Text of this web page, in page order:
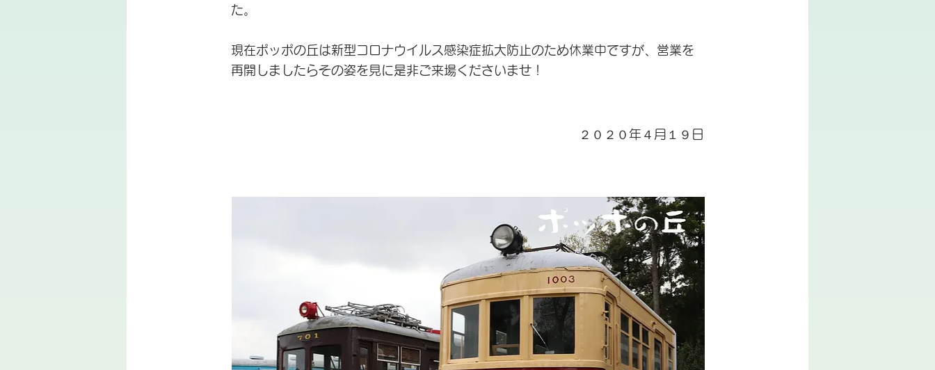
た。
現在ポッポの丘は新型コロナウイルス感染症拡大防止のため休業中ですが、営業を
再開しましたらその姿を見に是非ご来場くださいませ！
２０２０年４月１９日